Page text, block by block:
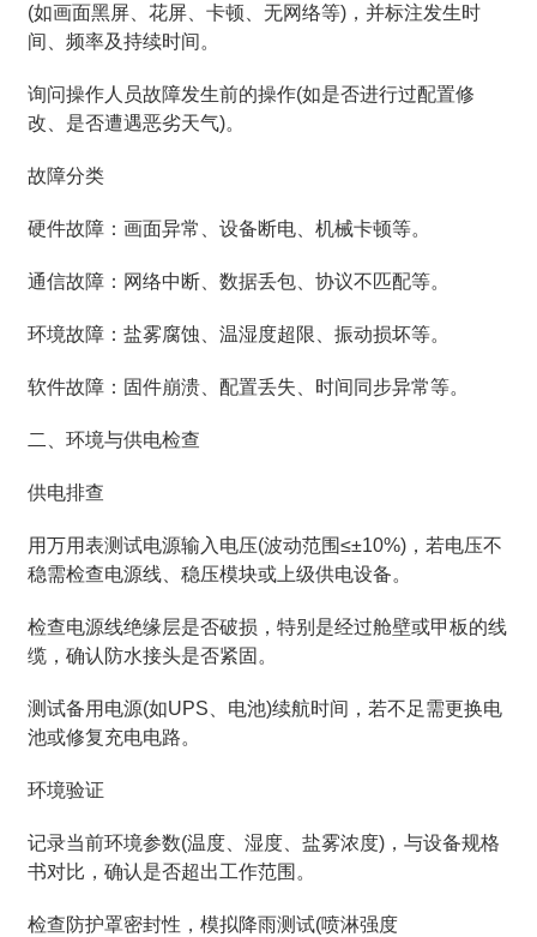
(如画面黑屏、花屏、卡顿、无网络等)，并标注发生时
间、频率及持续时间。
询问操作人员故障发生前的操作(如是否进行过配置修
改、是否遭遇恶劣天气)。
故障分类
硬件故障：画面异常、设备断电、机械卡顿等。
通信故障：网络中断、数据丢包、协议不匹配等。
环境故障：盐雾腐蚀、温湿度超限、振动损坏等。
软件故障：固件崩溃、配置丢失、时间同步异常等。
二、环境与供电检查
供电排查
用万用表测试电源输入电压(波动范围≤±10%)，若电压不
稳需检查电源线、稳压模块或上级供电设备。
检查电源线绝缘层是否破损，特别是经过舱壁或甲板的线
缆，确认防水接头是否紧固。
测试备用电源(如UPS、电池)续航时间，若不足需更换电
池或修复充电电路。
环境验证
记录当前环境参数(温度、湿度、盐雾浓度)，与设备规格
书对比，确认是否超出工作范围。
检查防护罩密封性，模拟降雨测试(喷淋强度